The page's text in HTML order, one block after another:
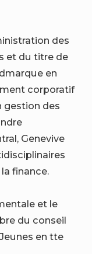
des
et du titre de
en
corporatif
gestion des
Genevive
finance.
et le
du conseil
en tte